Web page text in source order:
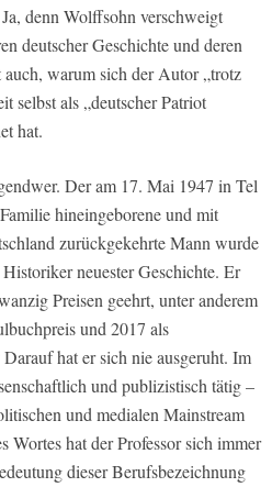
denn Wolffsohn verschweigt
deutscher Geschichte und deren
warum sich der Autor „trotz
selbst als „deutscher Patriot
hat.
Der am 17. Mai 1947 in Tel
hineingeborene und mit
zurückgekehrte Mann wurde
neuester Geschichte. Er
Preisen geehrt, unter anderem
und 2017 als
hat er sich nie ausgeruht. Im
und publizistisch tätig –
und medialen Mainstream
Wortes hat der Professor sich immer
dieser Berufsbezeichnung